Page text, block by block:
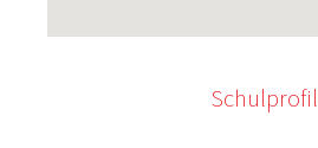
Schulprofil